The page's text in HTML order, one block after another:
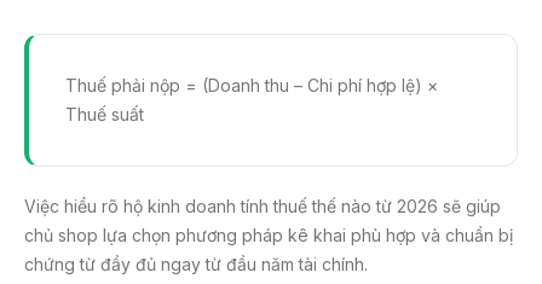
Thuế phải nộp = (Doanh thu – Chi phí hợp lệ) ×
Thuế suất
Việc hiểu rõ hộ kinh doanh tính thuế thế nào từ 2026 sẽ giúp
chủ shop lựa chọn phương pháp kê khai phù hợp và chuẩn bị
chứng từ đầy đủ ngay từ đầu năm tài chính.